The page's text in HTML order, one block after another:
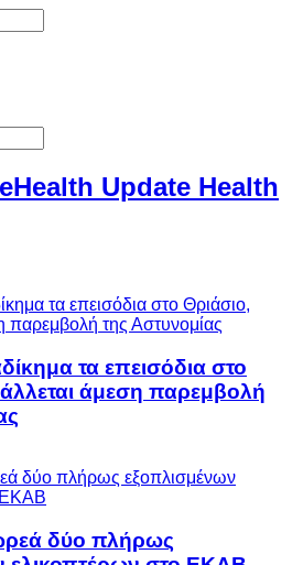
Health Update Health
τα επεισόδια στο
άμεση παρεμβολή
δύο πλήρως